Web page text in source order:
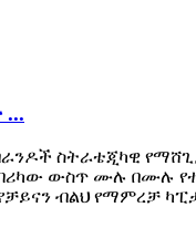
ስትራቴጂካዊ የማሸጊያ
ውስጥ ሙሉ በሙሉ
ብልህ የማምረቻ